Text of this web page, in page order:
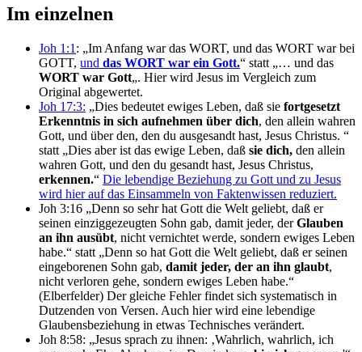
Im einzelnen
Joh 1:1 : „Im Anfang war das WORT, und das WORT war bei
GOTT, und das WORT war ein Gott.“ statt „… und das
WORT war Gott„. Hier wird Jesus im Vergleich zum
Original abgewertet.
Joh 17:3: „Dies bedeutet ewiges Leben, daß sie fortgesetzt
Erkenntnis in sich aufnehmen über dich, den allein wahren
Gott, und über den, den du ausgesandt hast, Jesus Christus. “
statt „Dies aber ist das ewige Leben, daß sie dich, den allein
wahren Gott, und den du gesandt hast, Jesus Christus,
erkennen.“ Die lebendige Beziehung zu Gott und zu Jesus
wird hier auf das Einsammeln von Faktenwissen reduziert.
Joh 3:16 „Denn so sehr hat Gott die Welt geliebt, daß er
seinen einziggezeugten Sohn gab, damit jeder, derGlauben
an ihn ausübt, nicht vernichtet werde, sondern ewiges Leben
habe.“ statt „Denn so hat Gott die Welt geliebt, daß er seinen
eingeborenen Sohn gab, damit jeder, der an ihn glaubt,
nicht verloren gehe, sondern ewiges Leben habe.“
(Elberfelder) Der gleiche Fehler findet sich systematisch in
Dutzenden von Versen. Auch hier wird eine lebendige
Glaubensbeziehung in etwas Technisches verändert.
Joh 8:58: „Jesus sprach zu ihnen: ‚Wahrlich, wahrlich, ich